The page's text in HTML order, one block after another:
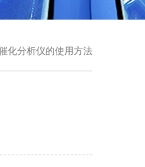
化分析仪的使用方法